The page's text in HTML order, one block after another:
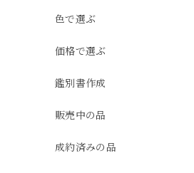
色で選ぶ
価格で選ぶ
鑑別書作成
販売中の品
成約済みの品